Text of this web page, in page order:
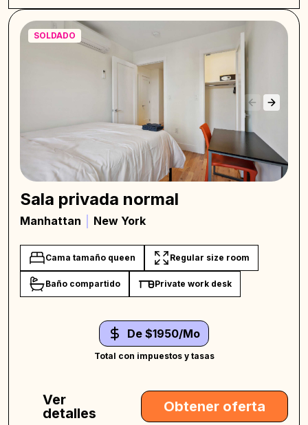
SOLDADO
Sala privada normal
Manhattan New York
Cama tamaño queen Regular size room
Baño compartido Private work desk
De $1950/Mo
Total con impuestos y tasas
Ver
detalles
Obtener oferta